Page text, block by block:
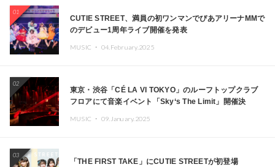
01
CUTIE STREET、満員の初ワンマンでぴあアリーナMMで
のデビュー1周年ライブ開催を発表
MUSIC ・ 04.February.2025
02
東京・渋谷「CÉ LA VI TOKYO」のルーフトップクラブ
フロアにて音楽イベント「Sky‘s The Limit」開催決
Kza（FORCE OF NATURE）ら日本を代表するDJ・クリ
MUSIC ・ 09.January.2025
03
「THE FIRST TAKE」にCUTIE STREETが初登場